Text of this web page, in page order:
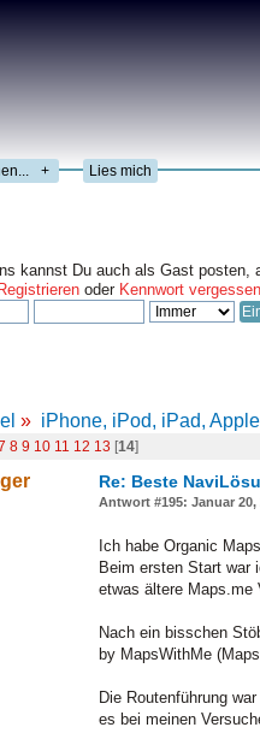
+ Lies mich
kannst Du auch als Gast posten,
Registrieren oder Kennwort
» iPhone, iPod, iPad,
8 9 10 11 12 13 [14]
Re: Beste
Antwort #195: Januar 20,
Ich habe Organic
Beim ersten Start war
etwas ältere Maps.me
Nach ein bisschen
by MapsWithMe
Die Routenführung
es bei meinen